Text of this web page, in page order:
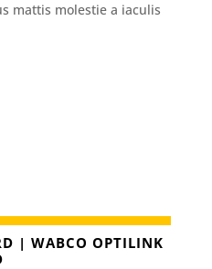
mattis molestie a iaculis
| WABCO OPTILINK